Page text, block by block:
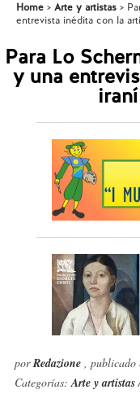
Home Arte y artistas
entrevista inédita con la
Para Lo
y una
porRedazione , publicado
Categorías:Arte y artistas